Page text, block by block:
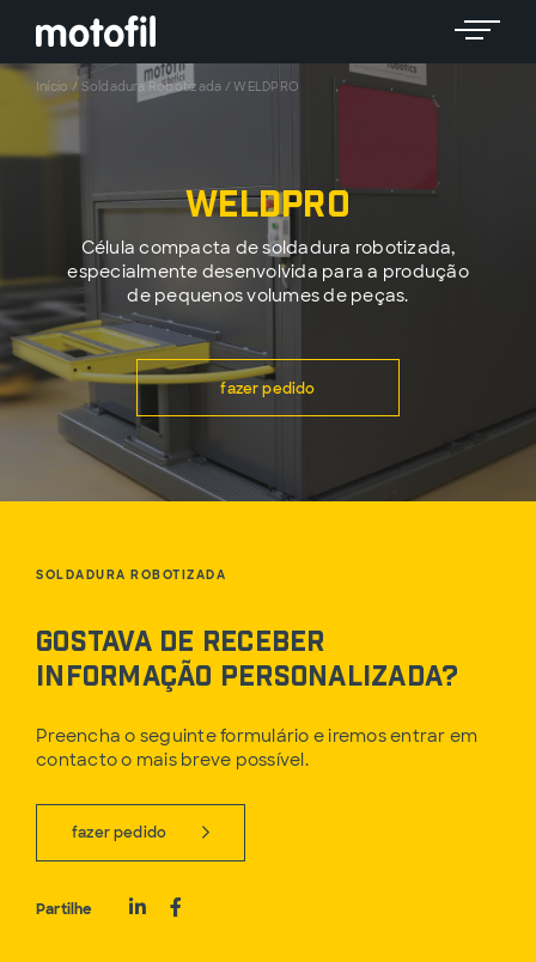
Início / Soldadura Robotizada /WELDPRO
WELDPRO
Célula compacta de soldadura robotizada,
especialmente desenvolvida para a produção
de pequenos volumes de peças.
fazer pedido
SOLDADURA ROBOTIZADA
Gostava de receber
informação personalizada?
Preencha o seguinte formulário e iremos entrar em
contacto o mais breve possível.
fazer pedido
Partilhe